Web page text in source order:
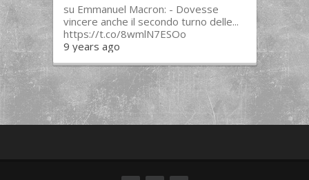
su Emmanuel Macron: - Dovesse
vincere anche il secondo turno delle...
https://t.co/8wmlN7ESOo
9 years ago